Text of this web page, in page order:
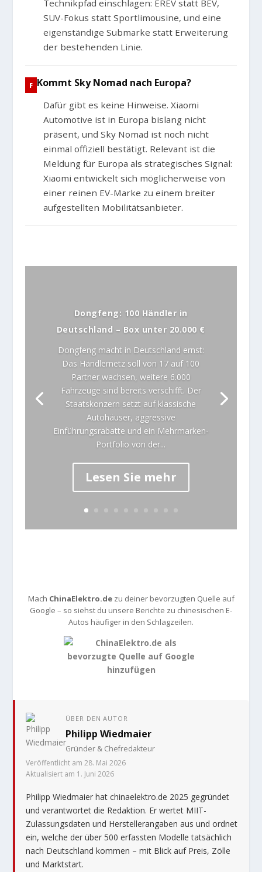
Technikpfad einschlagen: EREV statt BEV,
SUV-Fokus statt Sportlimousine, und eine
eigenständige Submarke statt Erweiterung
der bestehenden Linie.
Kommt Sky Nomad nach Europa?
Dafür gibt es keine Hinweise. Xiaomi
Automotive ist in Europa bislang nicht
präsent, und Sky Nomad ist noch nicht
einmal offiziell bestätigt. Relevant ist die
Meldung für Europa als strategisches Signal:
Xiaomi entwickelt sich möglicherweise von
einer reinen EV-Marke zu einem breiter
aufgestellten Mobilitätsanbieter.
Dongfeng: 100 Händler in
Deutschland – Box unter 20.000 €
Dongfeng macht in Deutschland ernst:
Das Händlernetz soll von 17 auf 100
Partner wachsen, weitere 6.000
Fahrzeuge sind bereits verschifft. Der
Staatskonzern setzt auf klassische
Autohäuser, aggressive
Einführungsrabatte und ein Mehrmarken-
Portfolio von der...
Lesen Sie mehr
Mach ChinaElektro.dezu deiner bevorzugten Quelle auf
Google – so siehst du unsere Berichte zu chinesischen E-
Autos häufiger in den Schlagzeilen.
ÜBER DEN AUTOR
Philipp Wiedmaier
Gründer & Chefredakteur
Veröffentlicht am 28. Mai 2026
Aktualisiert am 1. Juni 2026
Philipp Wiedmaier hat chinaelektro.de 2025 gegründet
und verantwortet die Redaktion. Er wertet MIIT-
Zulassungsdaten und Herstellerangaben aus und ordnet
ein, welche der über 500 erfassten Modelle tatsächlich
nach Deutschland kommen – mit Blick auf Preis, Zölle
und Marktstart.